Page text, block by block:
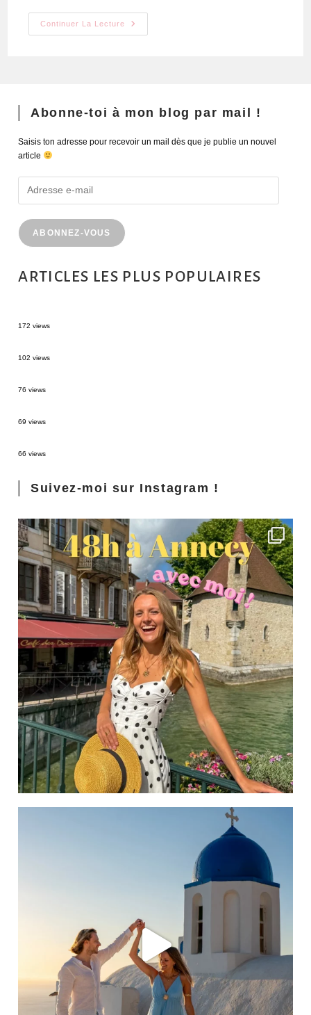
Continuer La Lecture
Abonne-toi à mon blog par mail !
Saisis ton adresse pour recevoir un mail dès que je publie un nouvel
article
ABONNEZ-VOUS
ARTICLES LES PLUS POPULAIRES
172 views
102 views
76 views
69 views
66 views
Suivez-moi sur Instagram !